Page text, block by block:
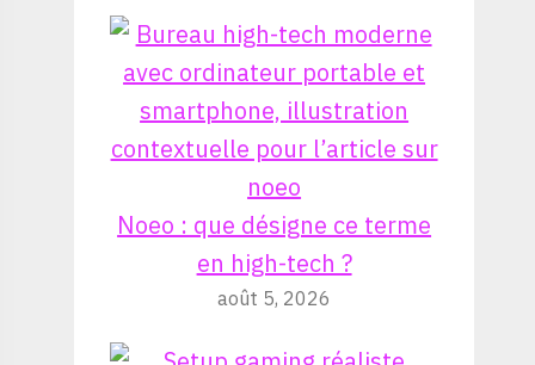
Noeo : que désigne ce terme
en high-tech ?
août 5, 2026